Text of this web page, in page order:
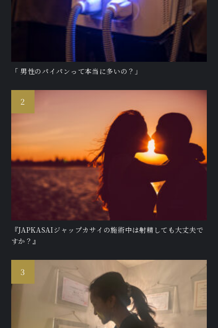
「 男性のパイパンって本当に多いの？」
『JAPKASAIジャップカサイの施術中は射精しても大丈夫で
すか？』